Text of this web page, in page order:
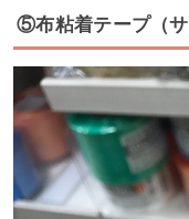
⑤布粘着テープ（